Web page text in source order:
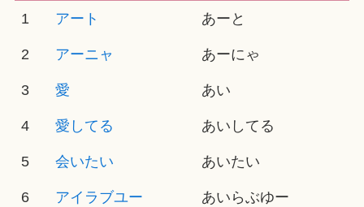
1 アート あーと
2 アーニャ あーにゃ
3 愛 あい
4 愛してる あいしてる
5 会いたい あいたい
6 アイラブユー あいらぶゆー